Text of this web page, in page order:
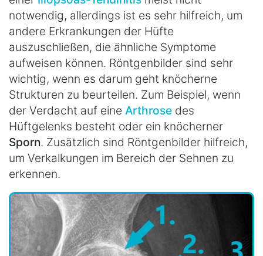
notwendig, allerdings ist es sehr hilfreich, um
andere Erkrankungen der Hüfte
auszuschließen, die ähnliche Symptome
aufweisen können. Röntgenbilder sind sehr
wichtig, wenn es darum geht knöcherne
Strukturen zu beurteilen. Zum Beispiel, wenn
der Verdacht auf eine Arthrose des
Hüftgelenks besteht oder ein knöcherner
Sporn. Zusätzlich sind Röntgenbilder hilfreich,
um Verkalkungen im Bereich der Sehnen zu
erkennen.